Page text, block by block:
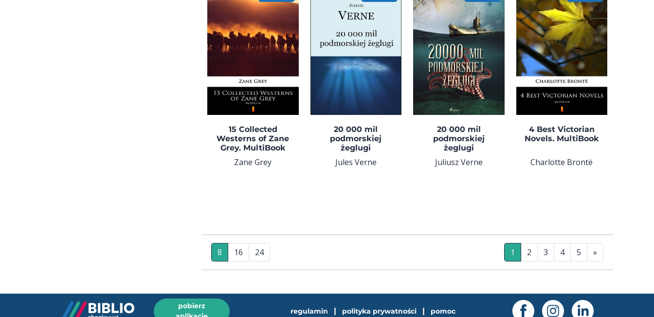
15 Collected
Westerns of Zane
Grey. MultiBook
Zane Grey
20 000 mil
podmorskiej
żeglugi
Jules Verne
20 000 mil
podmorskiej
żeglugi
Juliusz Verne
4 Best Victorian
Novels. MultiBook
Charlotte Brontë
8 16 24 1 2 3 4 5 »
pobierz
regulamin | polityka prywatności | pomoc